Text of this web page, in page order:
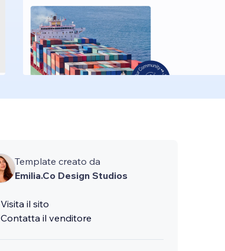
Template creato da
Emilia.Co Design Studios
Visita il sito
Contatta il venditore